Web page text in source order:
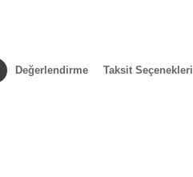
Değerlendirme Taksit Seçenekleri